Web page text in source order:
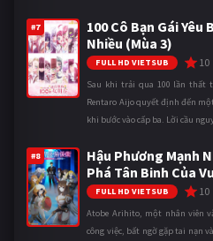
#7
100 Cô Bạn Gái Yêu
Nhiều (Mùa 3)
FULL HD VIETSUB 10
Sau khi trải qua 100 lần thất
Rentaro Aijo quyết định đến
khi bước vào cấp ba. Lời cầu
#8
Hậu Phương Mạnh
Phá Tân Binh Của
FULL HD VIETSUB 10
Atobe Arihito, một nhân viên
công việc, bất ngờ gặp tai nạn